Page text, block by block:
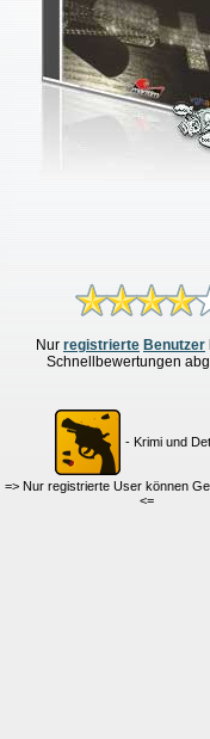
Nur registrierte Benutzer
Schnellbewertungen
- Krimi und
=> Nur registrierte User können
<=